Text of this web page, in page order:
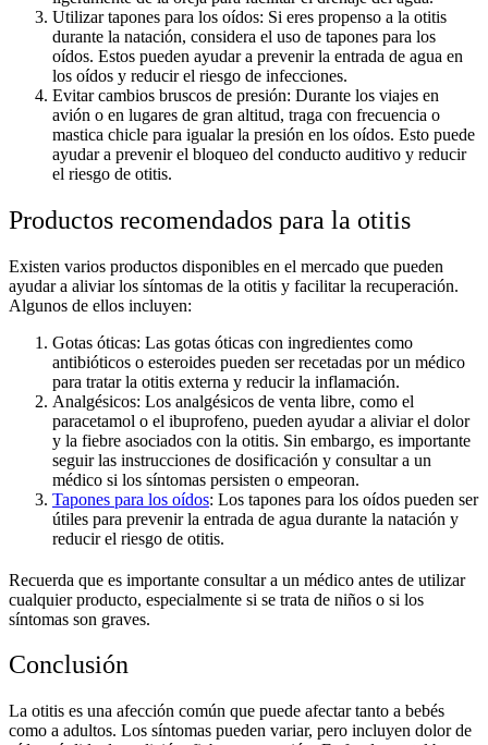
Utilizar tapones para los oídos: Si eres propenso a la otitis
durante la natación, considera el uso de tapones para los
oídos. Estos pueden ayudar a prevenir la entrada de agua en
los oídos y reducir el riesgo de infecciones.
Evitar cambios bruscos de presión: Durante los viajes en
avión o en lugares de gran altitud, traga con frecuencia o
mastica chicle para igualar la presión en los oídos. Esto puede
ayudar a prevenir el bloqueo del conducto auditivo y reducir
el riesgo de otitis.
Productos recomendados para la otitis
Existen varios productos disponibles en el mercado que pueden
ayudar a aliviar los síntomas de la otitis y facilitar la recuperación.
Algunos de ellos incluyen:
Gotas óticas: Las gotas óticas con ingredientes como
antibióticos o esteroides pueden ser recetadas por un médico
para tratar la otitis externa y reducir la inflamación.
Analgésicos: Los analgésicos de venta libre, como el
paracetamol o el ibuprofeno, pueden ayudar a aliviar el dolor
y la fiebre asociados con la otitis. Sin embargo, es importante
seguir las instrucciones de dosificación y consultar a un
médico si los síntomas persisten o empeoran.
Tapones para los oídos: Los tapones para los oídos pueden ser
útiles para prevenir la entrada de agua durante la natación y
reducir el riesgo de otitis.
Recuerda que es importante consultar a un médico antes de utilizar
cualquier producto, especialmente si se trata de niños o si los
síntomas son graves.
Conclusión
La otitis es una afección común que puede afectar tanto a bebés
como a adultos. Los síntomas pueden variar, pero incluyen dolor de